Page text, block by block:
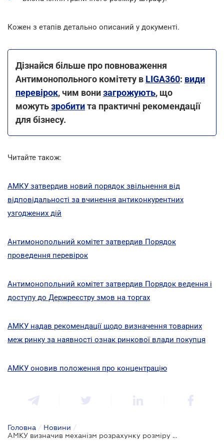
Кожен з етапів детально описаний у документі.
Дізнайся більше про повноваження
Антимонопольного комітету в LIGA360: види
перевірок, чим вонизагрожують, що
можутьзробитита практичні рекомендації
для бізнесу.
Читайте також:
АМКУ затвердив новий порядок звільнення від
відповідальності за вчинення антиконкурентних
узгоджених дій
Антимонопольний комітет затвердив Порядок
проведення перевірок
Антимонопольний комітет затвердив Порядок ведення і
доступу до Держреєстру змов на торгах
АМКУ надав рекомендації щодо визначення товарних
меж ринку за наявності ознак ринкової влади покупця
АМКУ оновив положення про концентрацію
Головна / Новини /
АМКУ визначив механізм розрахунку розміру штрафів